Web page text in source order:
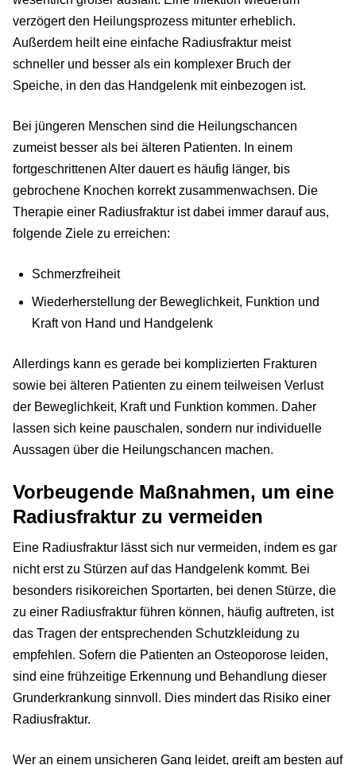
verzögert den Heilungsprozess mitunter erheblich.
Außerdem heilt eine einfache Radiusfraktur meist
schneller und besser als ein komplexer Bruch der
Speiche, in den das Handgelenk mit einbezogen ist.
Bei jüngeren Menschen sind die Heilungschancen
zumeist besser als bei älteren Patienten. In einem
fortgeschrittenen Alter dauert es häufig länger, bis
gebrochene Knochen korrekt zusammenwachsen. Die
Therapie einer Radiusfraktur ist dabei immer darauf aus,
folgende Ziele zu erreichen:
Schmerzfreiheit
Wiederherstellung der Beweglichkeit, Funktion und
Kraft von Hand und Handgelenk
Allerdings kann es gerade bei komplizierten Frakturen
sowie bei älteren Patienten zu einem teilweisen Verlust
der Beweglichkeit, Kraft und Funktion kommen. Daher
lassen sich keine pauschalen, sondern nur individuelle
Aussagen über die Heilungschancen machen.
Vorbeugende Maßnahmen, um eine
Radiusfraktur zu vermeiden
Eine Radiusfraktur lässt sich nur vermeiden, indem es gar
nicht erst zu Stürzen auf das Handgelenk kommt. Bei
besonders risikoreichen Sportarten, bei denen Stürze, die
zu einer Radiusfraktur führen können, häufig auftreten, ist
das Tragen der entsprechenden Schutzkleidung zu
empfehlen. Sofern die Patienten an Osteoporose leiden,
sind eine frühzeitige Erkennung und Behandlung dieser
Grunderkrankung sinnvoll. Dies mindert das Risiko einer
Radiusfraktur.
Wer an einem unsicheren Gang leidet, greift am besten auf